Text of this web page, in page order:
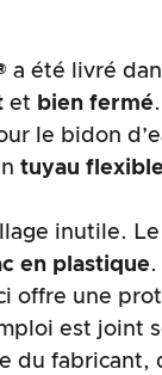
a été livré
et bien fermé
le bidon
tuyau flexible
inutile.
en plastique.
offre une
est joint
du fabricant,